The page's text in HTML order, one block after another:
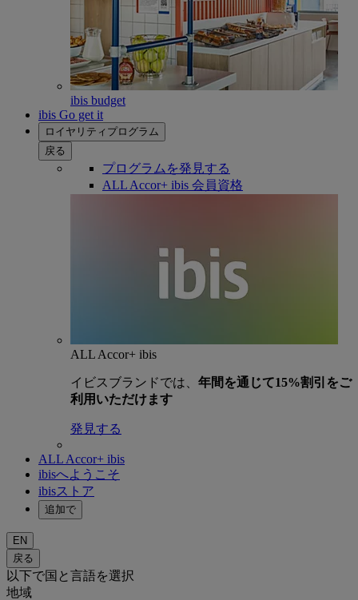
ibis budget
ibis Go get it
ロイヤリティプログラム
戻る
プログラムを発見する
ALL Accor+ ibis 会員資格
ALL Accor+ ibis
イビスブランドでは、 年間を通じて15%割引をご
利用いただけます
発見する
ALL Accor+ ibis
ibisへようこそ
ibisストア
追加で
EN
戻る
以下で国と言語を選択
地域